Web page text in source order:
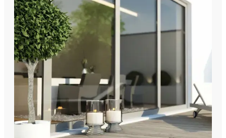
Fenêtres PVC Fenêtres Aluminium
Fenêtres Multimatériaux
Fenêtres Bois
Découvrez nos fenêtres PVC, aluminium, bois et
multimatériaux, avec pose par les équipes Plein Jour Habitat.
DÉCOUVRIR